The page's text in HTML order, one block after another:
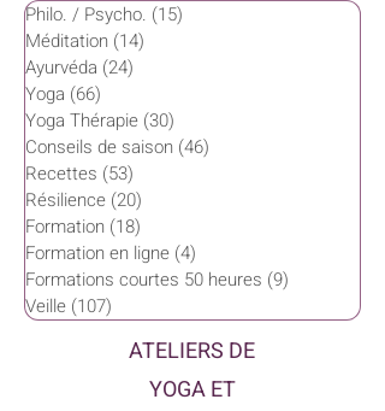
Philo. / Psycho. (15)
Méditation (14)
Ayurvéda (24)
Yoga (66)
Yoga Thérapie (30)
Conseils de saison (46)
Recettes (53)
Résilience (20)
Formation (18)
Formation en ligne (4)
Formations courtes 50 heures (9)
Veille (107)
ATELIERS DE
YOGA ET